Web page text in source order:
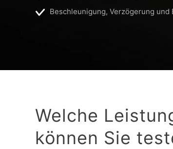
Beschleunigung, Verzögerung und
Welche
können Sie